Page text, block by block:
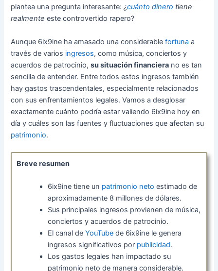
plantea una pregunta interesante:¿cuánto dinero tiene
realmente este controvertido rapero?
Aunque 6ix9ine ha amasado una considerablefortuna a
través de varios ingresos, como música, conciertos y
acuerdos de patrocinio,su situación financiera no es tan
sencilla de entender. Entre todos estos ingresos también
hay gastos trascendentales, especialmente relacionados
con sus enfrentamientos legales. Vamos a desglosar
exactamente cuánto podría estar valiendo 6ix9ine hoy en
día y cuáles son las fuentes y fluctuaciones que afectan su
patrimonio.
Breve resumen
6ix9ine tiene un patrimonio neto estimado de
aproximadamente 8 millones de dólares.
Sus principales ingresos provienen de música,
conciertos y acuerdos de patrocinio.
El canal deYouTube de 6ix9ine le genera
ingresos significativos por publicidad.
Los gastos legales han impactado su
patrimonio neto de manera considerable.